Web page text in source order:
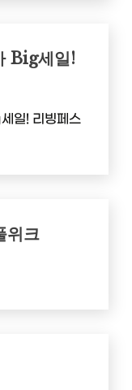
Big세일!
위크